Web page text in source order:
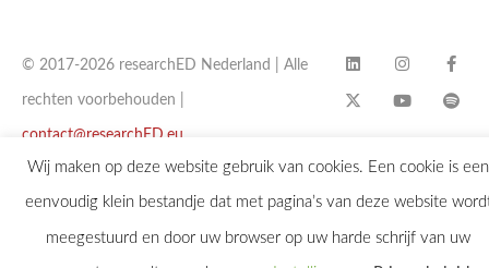
© 2017-2026 researchED Nederland | Alle
rechten voorbehouden |
contact@researchED.eu
Wij maken op deze website gebruik van cookies. Een cookie is een
eenvoudig klein bestandje dat met pagina’s van deze website
meegestuurd en door uw browser op uw harde schrijf van uw